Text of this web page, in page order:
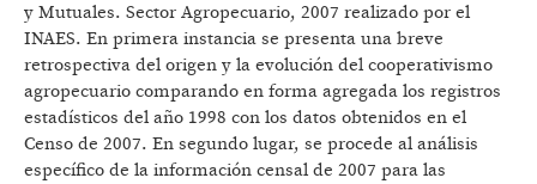
y Mutuales. Sector Agropecuario, 2007 realizado por el
INAES. En primera instancia se presenta una breve
retrospectiva del origen y la evolución del cooperativismo
agropecuario comparando en forma agregada los registros
estadísticos del año 1998 con los datos obtenidos en el
Censo de 2007. En segundo lugar, se procede al análisis
específico de la información censal de 2007 para las